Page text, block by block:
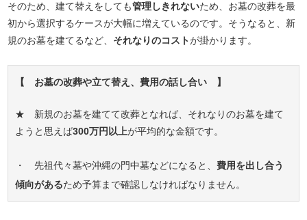
そのため、建て替えをしても管理しきれないため、お墓の改葬を最
初から選択するケースが大幅に増えているのです。そうなると、新
規のお墓を建てるなど、 それなりのコストが掛かります。
【 お墓の改葬や立て替え、費用の話し合い 】
★ 新規のお墓を建てて改葬となれば、それなりのお墓を建て
ようと思えば300万円以上が平均的な金額です。
・ 先祖代々墓や沖縄の門中墓などになると、費用を出し合う
傾向があるため予算まで確認しなければなりません。